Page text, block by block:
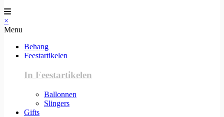
×
Menu
Behang
Feestartikelen
In Feestartikelen
Ballonnen
Slingers
Gifts